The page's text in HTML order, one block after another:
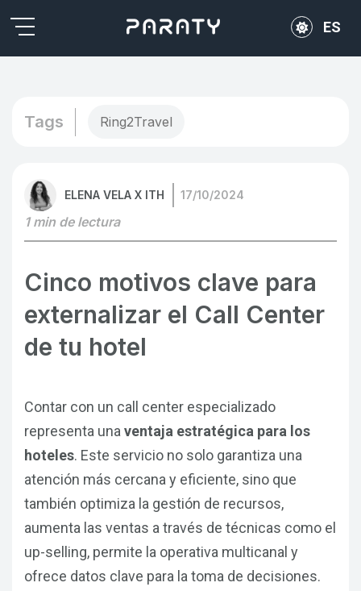
ES
Tags Ring2Travel
ELENA VELA X ITH 17/10/2024
1 min de lectura
Cinco motivos clave para
externalizar el Call Center
de tu hotel
Contar con un call center especializado
representa una ventaja estratégica para los
hoteles. Este servicio no solo garantiza una
atención más cercana y eficiente, sino que
también optimiza la gestión de recursos,
aumenta las ventas a través de técnicas como el
up-selling, permite la operativa multicanal y
ofrece datos clave para la toma de decisiones.